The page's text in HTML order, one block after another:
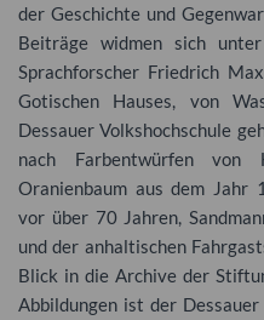
der Geschichte und
Beiträge widmen sich
Sprachforscher Friedrich
Gotischen Hauses, von
Dessauer Volkshochschule
nach Farbentwürfen von
Oranienbaum aus dem Jahr
vor über 70 Jahren,
und der anhaltischen
Blick in die Archive der
Abbildungen ist der